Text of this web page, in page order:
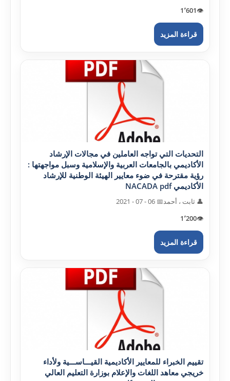
👁️1٬601
قراءة المزيد
التحديات التي تواجه العاملين في مجالات الإرشاد
الأکاديمي بالجامعات العربية والإسلامية وسبل مواجهتها :
رؤية مقترحة في ضوء معايير الهيئة الوطنية للإرشاد
الأکاديمي NACADA pdf
👤 ثابت ، أحمد📅 06 - 07 - 2021
👁️1٬200
قراءة المزيد
تقييم الخبراء للمعايير الأکاديمية القيـــاســـية ولأداء
خريجي معاهد اللغات والإعلام بوزارة التعليم العالي